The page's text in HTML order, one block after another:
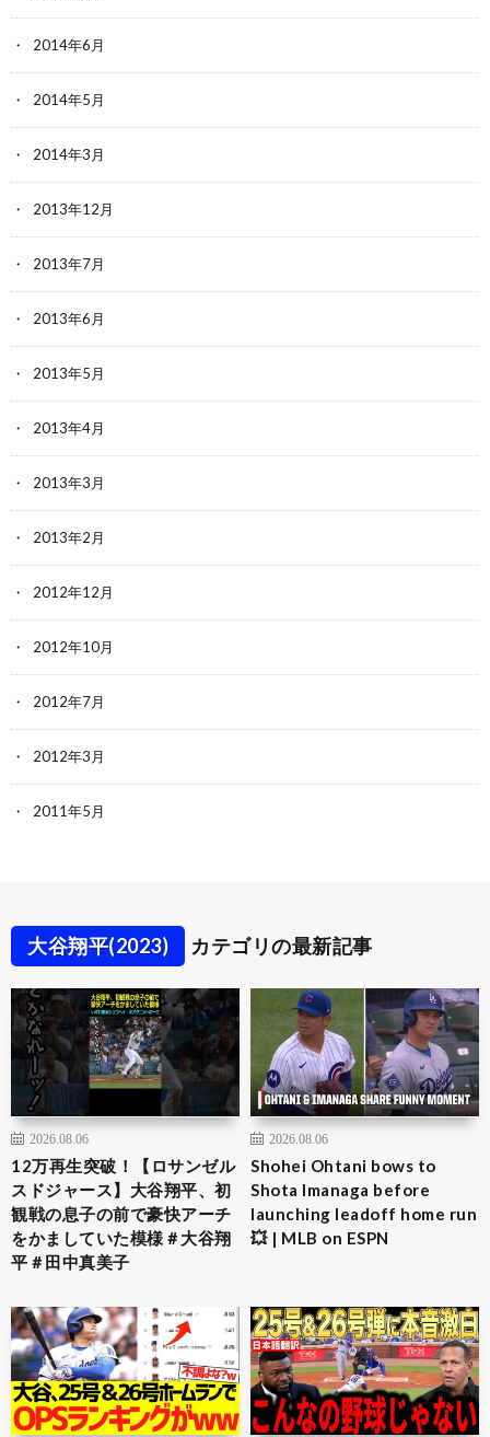
2014年6月
2014年5月
2014年3月
2013年12月
2013年7月
2013年6月
2013年5月
2013年4月
2013年3月
2013年2月
2012年12月
2012年10月
2012年7月
2012年3月
2011年5月
大谷翔平(2023) カテゴリの最新記事
2026.08.06
12万再生突破！【ロサンゼル
スドジャース】大谷翔平、初
観戦の息子の前で豪快アーチ
をかましていた模様＃大谷翔
平＃田中真美子
2026.08.06
Shohei Ohtani bows to
Shota Imanaga before
launching leadoff home run
💥 | MLB on ESPN